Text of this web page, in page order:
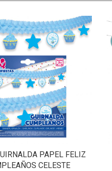
PAPEL FELIZ
CELESTE